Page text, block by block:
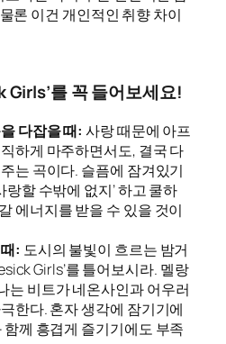
론 이건 개인적인 취향 차이
Girls’를 꼭 들어보세요!
다잡을 때: 사랑 때문에 아프
하게 마주하면서도, 결국 다
는 곡이다. 슬픔에 잠겨있기
랑할 수밖에 없지’ 하고 쿨하
에너지를 받을 수 있을 것이
: 도시의 불빛이 흐르는 밤거
Girls’를 틀어보시라. 멜랑
는 비트가 네온사인과 어우러
한다. 혼자 생각에 잠기기에
께 흥겹게 즐기기에도 부족